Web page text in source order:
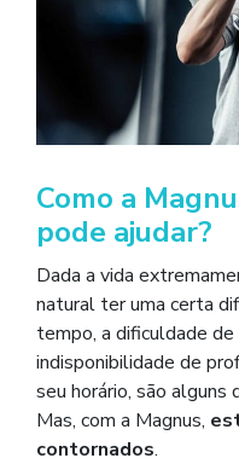
Como a
pode ajudar?
Dada a vida
natural ter uma certa
tempo, a dificuldade
indisponibilidade de
seu horário, são alguns
Mas, com a Magnus,
contornados.